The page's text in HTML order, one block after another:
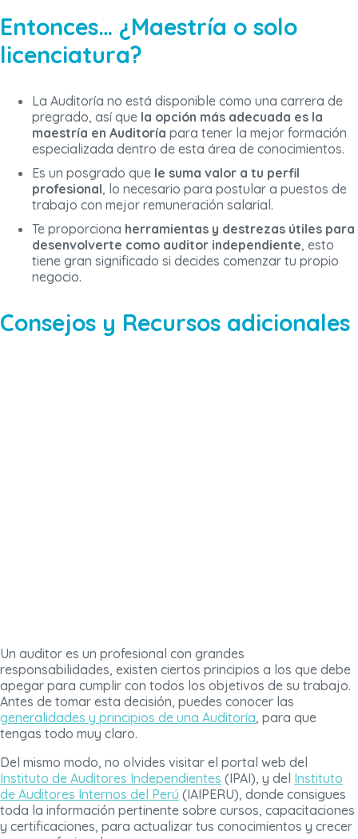
Entonces… ¿Maestría o solo
licenciatura?
La Auditoría no está disponible como una carrera de
pregrado, así que la opción más adecuada es la
maestría en Auditoría para tener la mejor formación
especializada dentro de esta área de conocimientos.
Es un posgrado que le suma valor a tu perfil
profesional, lo necesario para postular a puestos de
trabajo con mejor remuneración salarial.
Te proporciona herramientas y destrezas útiles para
desenvolverte como auditor independiente, esto
tiene gran significado si decides comenzar tu propio
negocio.
Consejos y Recursos adicionales
Un auditor es un profesional con grandes
responsabilidades, existen ciertos principios a los que debe
apegar para cumplir con todos los objetivos de su trabajo.
Antes de tomar esta decisión, puedes conocer las
generalidades y principios de una Auditoría, para que
tengas todo muy claro.
Del mismo modo, no olvides visitar el portal web del
Instituto de Auditores Independientes (IPAI), y del Instituto
de Auditores Internos del Perú (IAIPERU), donde consigues
toda la información pertinente sobre cursos, capacitaciones
y certificaciones, para actualizar tus conocimientos y crecer